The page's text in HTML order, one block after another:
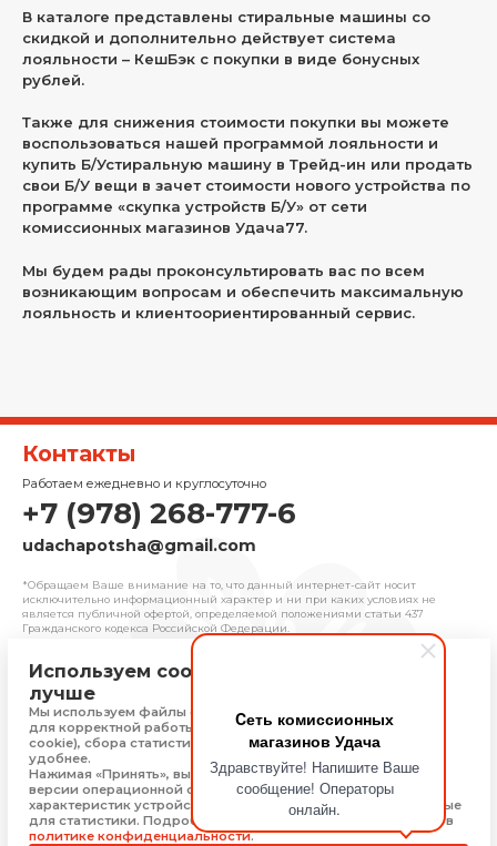
Cеть комиссионных
магазинов Удача
Здравствуйте! Напишите Ваше
сообщение! Операторы
онлайн.
В каталоге представлены стиральные машины со
скидкой и дополнительно действует система
лояльности – КешБэк с покупки в виде бонусных
рублей.
Также для снижения стоимости покупки вы можете
воспользоваться нашей программой лояльности и
купить Б/Устиральную машину в Трейд-ин или продать
свои Б/У вещи в зачет стоимости нового устройства по
программе «скупка устройств Б/У» от сети
комиссионных магазинов Удача77.
Мы будем рады проконсультировать вас по всем
возникающим вопросам и обеспечить максимальную
лояльность и клиентоориентированный сервис.
Контакты
Работаем ежедневно и круглосуточно
+7 (978) 268-777-6
udachapotsha@gmail.com
*Обращаем Ваше внимание на то, что данный интернет-сайт носит
исключительно информационный характер и ни при каких условиях не
является публичной офертой, определяемой положениями cтатьи 437
Гражданского кодекса Российской Федерации.
© 2025 «Удача» | Франчайзинговая сеть
Политика конфиденциальности
Присоединяйтесь
Скачать приложение
Используем cookie, чтобы сайт работал
лучше
Мы используем файлы cookie, Яндекс Метрику и 1С-Битрикс
для корректной работы сайта (технически необходимые
cookie), сбора статистики, чтобы сайт работал быстрее и
удобнее.
Нажимая «Принять», вы соглашаетесь на обработку: типа,
версии операционной системы и браузера, технических
характеристик устройства, технические данные, необходимые
для статистики. Подробную информацию Вы можете найти в
политике конфиденциальности.